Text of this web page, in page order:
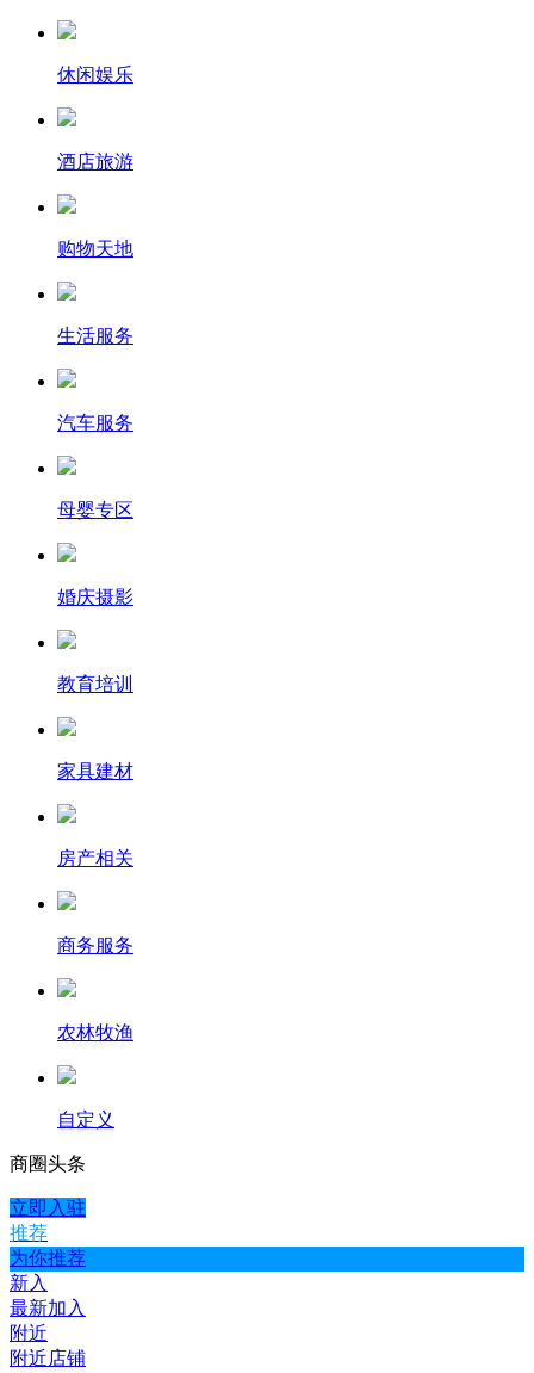
休闲娱乐
酒店旅游
购物天地
生活服务
汽车服务
母婴专区
婚庆摄影
教育培训
家具建材
房产相关
商务服务
农林牧渔
自定义
商圈头条
立即入驻
推荐
为你推荐
新入
最新加入
附近
附近店铺